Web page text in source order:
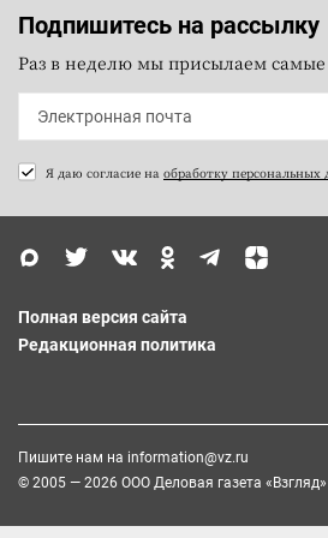
Подпишитесь на рассылку
Раз в неделю мы присылаем
Я даю согласие на обработку персональных
Полная версия сайта
Редакционная политика
Пишите нам на information@vz.ru
© 2005 — 2026 ООО Деловая газета «Взгляд»